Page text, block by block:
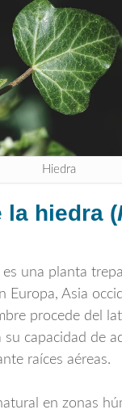
Hiedra
la hiedra (
es una planta
Europa, Asia
procede del
su capacidad de
raíces aéreas.
en zonas